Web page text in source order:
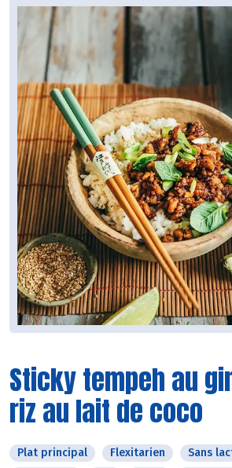
Sticky tempeh au
riz au lait de coco
Plat principal Flexitarien
Sans